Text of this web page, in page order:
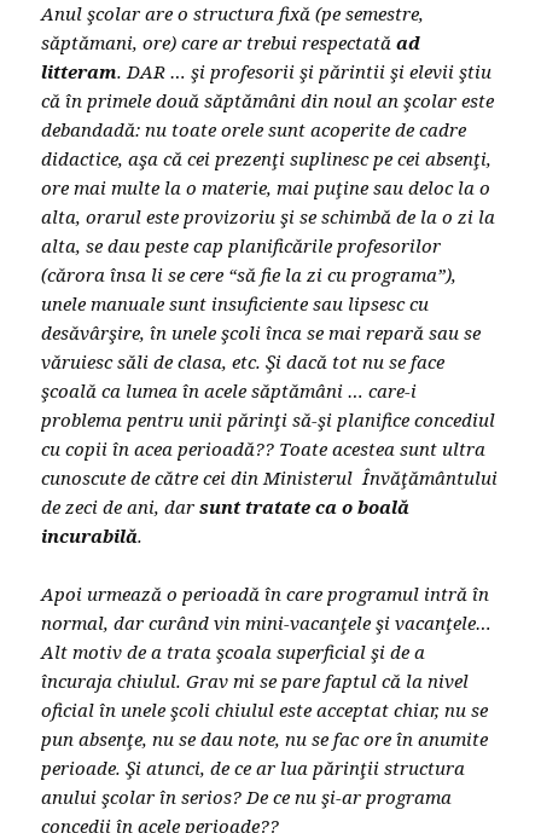
Anul şcolar are o structura fixă (pe semestre,
săptămani, ore) care ar trebui respectatăad
litteram. DAR … şi profesorii şi părintii şi elevii ştiu
că în primele două săptămâni din noul an şcolar este
debandadă: nu toate orele sunt acoperite de cadre
didactice, aşa că cei prezenţi suplinesc pe cei absenţi,
ore mai multe la o materie, mai puţine sau deloc la o
alta, orarul este provizoriu şi se schimbă de la o zi la
alta, se dau peste cap planificările profesorilor
(cărora însa li se cere “să fie la zi cu programa”),
unele manuale sunt insuficiente sau lipsesc cu
desăvârşire, în unele şcoli înca se mai repară sau se
văruiesc săli de clasa, etc. Şi dacă tot nu se face
şcoală ca lumea în acele săptămâni … care-i
problema pentru unii părinţi să-şi planifice concediul
cu copii în acea perioadă?? Toate acestea sunt ultra
cunoscute de către cei din Ministerul Învăţământului
de zeci de ani, darsunt tratate ca o boală
incurabilă.
Apoi urmează o perioadă în care programul intră în
normal, dar curând vin mini-vacanţele şi vacanţele…
Alt motiv de a trata şcoala superficial şi de a
încuraja chiulul. Grav mi se pare faptul că la nivel
oficial în unele şcoli chiulul este acceptat chiar, nu se
pun absenţe, nu se dau note, nu se fac ore în anumite
perioade. Şi atunci, de ce ar lua părinţii structura
anului şcolar în serios? De ce nu şi-ar programa
concedii în acele perioade??